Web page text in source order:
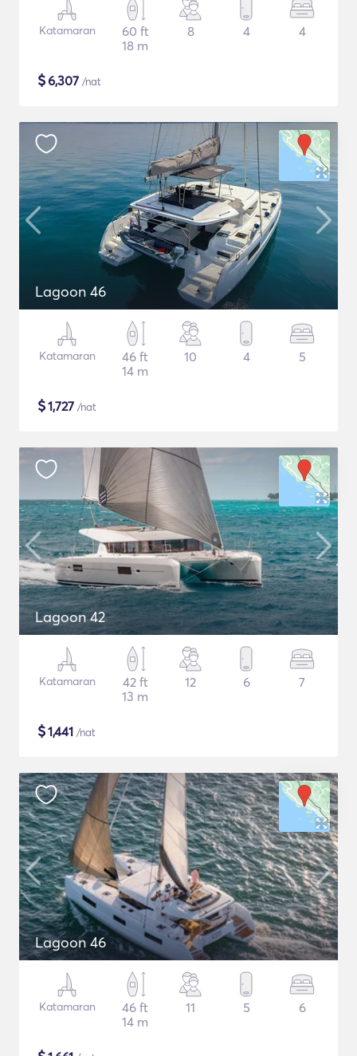
Katamaran
60 ft
18 m
8 4 4
$6,307 /nat
Lagoon 46
Katamaran
46 ft
14 m
10 4 5
$1,727 /nat
Lagoon 42
Katamaran
42 ft
13 m
12 6 7
$1,441 /nat
Lagoon 46
Katamaran
46 ft
14 m
11 5 6